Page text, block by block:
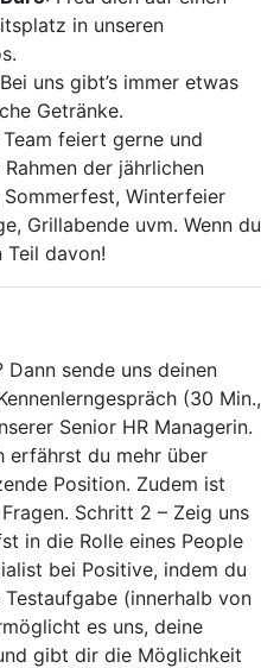
in unseren
uns gibt’s immer etwas
Getränke.
Team feiert gerne und
der jährlichen
Winterfeier
Grillabende uvm. Wenn du
davon!
sende uns deinen
(30 Min.,
Senior HR Managerin.
erfährst du mehr über
Position. Zudem ist
Schritt 2 – Zeig uns
in die Rolle eines People
bei Positive, indem du
(innerhalb von
es uns, deine
gibt dir die Möglichkeit